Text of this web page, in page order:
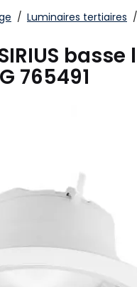
/ Luminaires tertiaires /
765491